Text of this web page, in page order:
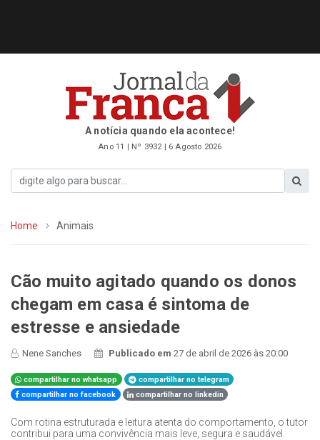
A notícia quando ela acontece!
Ano 11 | Nº 3932 | 6 Agosto 2026
Home Animais
Cão muito agitado quando os donos
chegam em casa é sintoma de
estresse e ansiedade
Nene Sanches Publicado em27 de abril de 2026 às 20:00
compartilhar no whatsapp
compartilhar no telegram
compartilhar no facebook
compartilhar no linkedin
Com rotina estruturada e leitura atenta do comportamento, o tutor
contribui para uma convivência mais leve, segura e saudável.